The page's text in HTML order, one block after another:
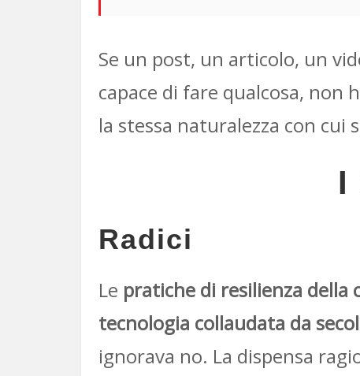
Se un post, un articolo, un
capace di fare qualcosa,
la stessa naturalezza con cui
I
Radici
Le pratiche di resilienza della
tecnologia collaudata da
ignorava no. La dispensa